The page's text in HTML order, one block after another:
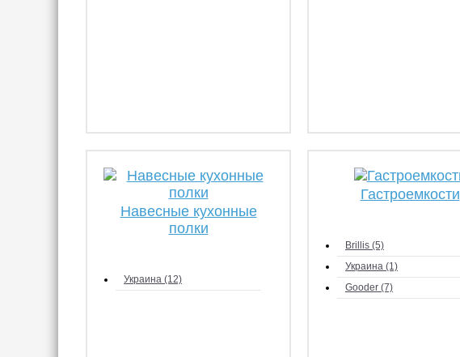
Навесные кухонные
полки
Украина (12)
Гастроемкости
Brillis (5)
Украина (1)
Gooder (7)